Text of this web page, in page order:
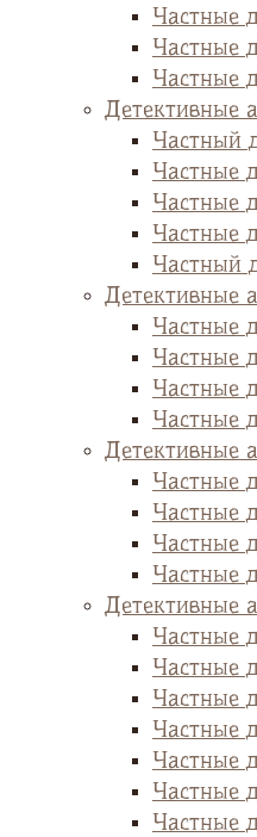
Частные
Частные
Частные
Детективные
Частный
Частные
Частные
Частные
Частный
Детективные
Частные
Частные
Частные
Частные
Детективные
Частные
Частные
Частные
Частные
Детективные
Частные
Частные
Частные
Частные
Частные
Частные
Частные